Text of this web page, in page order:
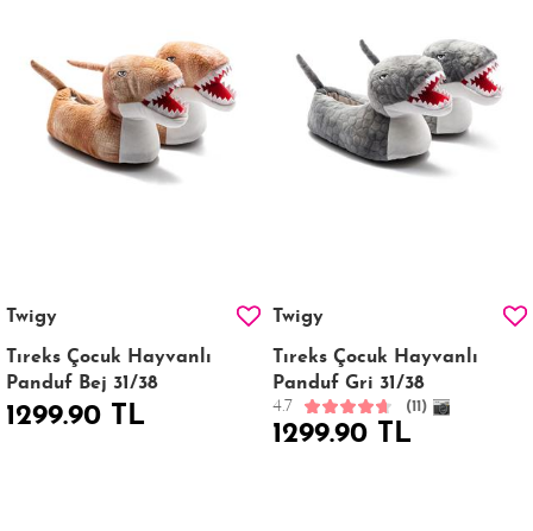
Twigy
Tıreks Çocuk Hayvanlı
Panduf Bej 31/38
1299.90 TL
Twigy
Tıreks Çocuk Hayvanlı
Panduf Gri 31/38
4.7 (11)
1299.90 TL